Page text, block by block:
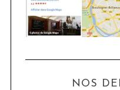
NOS